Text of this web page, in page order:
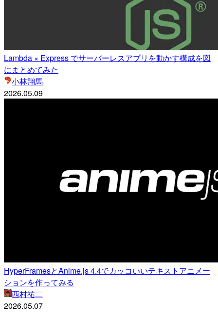
Lambda × Express でサーバーレスアプリを動かす構成を図
にまとめてみた
小林翔馬
2026.05.09
HyperFramesとAnime.js 4.4でカッコいいテキストアニメー
ションを作ってみる
西村祐二
2026.05.07